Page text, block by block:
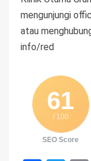
mengunjungi
atau
info/red
61
/ 100
SEO Score